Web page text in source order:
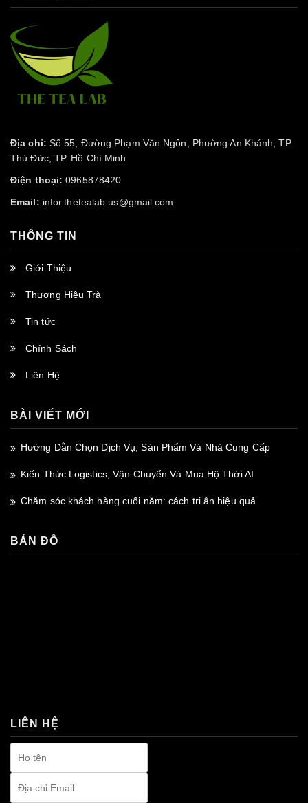
Địa chỉ: Số 55, Đường Phạm Văn Ngôn, Phường An Khánh, TP.
Thủ Đức, TP. Hồ Chí Minh
Điện thoại: 0965878420
Email: infor.thetealab.us@gmail.com
THÔNG TIN
Giới Thiệu
Thương Hiệu Trà
Tin tức
Chính Sách
Liên Hệ
BÀI VIẾT MỚI
Hướng Dẫn Chọn Dịch Vụ, Sản Phẩm Và Nhà Cung Cấp
Kiến Thức Logistics, Vận Chuyển Và Mua Hộ Thời AI
Chăm sóc khách hàng cuối năm: cách tri ân hiệu quả
BẢN ĐỒ
LIÊN HỆ